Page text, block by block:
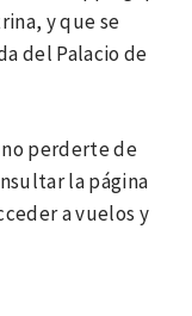
y que se
del Palacio de
no perderte de
la página
a vuelos y